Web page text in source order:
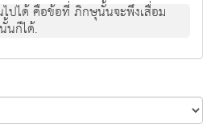
ปได้ คือข้อที่ ภิกษุนั้นจะพึงเสื่อม
นก็ได้.